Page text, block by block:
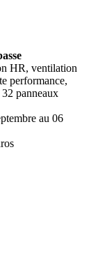
HR, ventilation
performance,
panneaux
au 06